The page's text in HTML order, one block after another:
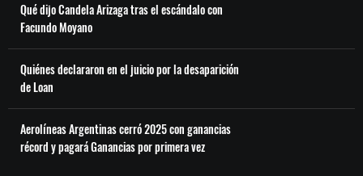
Qué dijo Candela Arizaga tras el escándalo con
Facundo Moyano
Quiénes declararon en el juicio por la desaparición
de Loan
Aerolíneas Argentinas cerró 2025 con ganancias
récord y pagará Ganancias por primera vez